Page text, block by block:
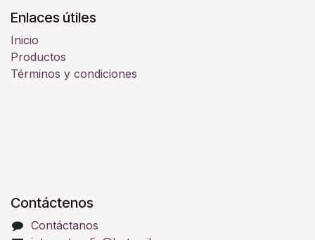
Enlaces útiles
Inicio
Productos
Términos y condiciones
Contáctenos
Contáctanos